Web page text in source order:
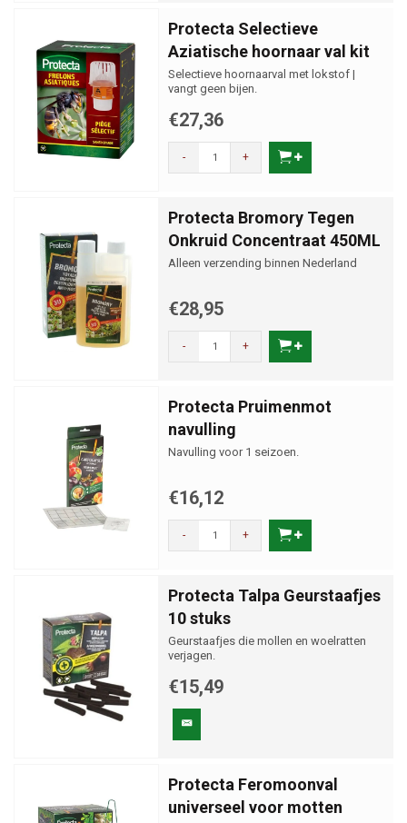
Protecta Selectieve
Aziatische hoornaar val kit
Selectieve hoornaarval met lokstof |
vangt geen bijen.
€27,36
- +
Protecta Bromory Tegen
Onkruid Concentraat 450ML
Alleen verzending binnen Nederland
€28,95
- +
Protecta Pruimenmot
navulling
Navulling voor 1 seizoen.
€16,12
- +
Protecta Talpa Geurstaafjes
10 stuks
Geurstaafjes die mollen en woelratten
verjagen.
€15,49
Protecta Feromoonval
universeel voor motten